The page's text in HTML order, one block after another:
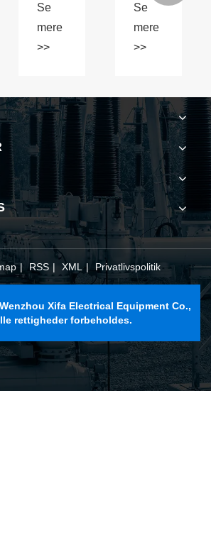
Circuit
Breaker
(ACB)
den
pålidelig
strømbeskyttelse
i
moderne
elektriske
systemer
Se
mere
>>
Break
Switch
(LBS)
Se
mere
>>
| RSS | XML | Privatlivspolitik
Xifa Electrical Equipment Co.,
rettigheder forbeholdes.